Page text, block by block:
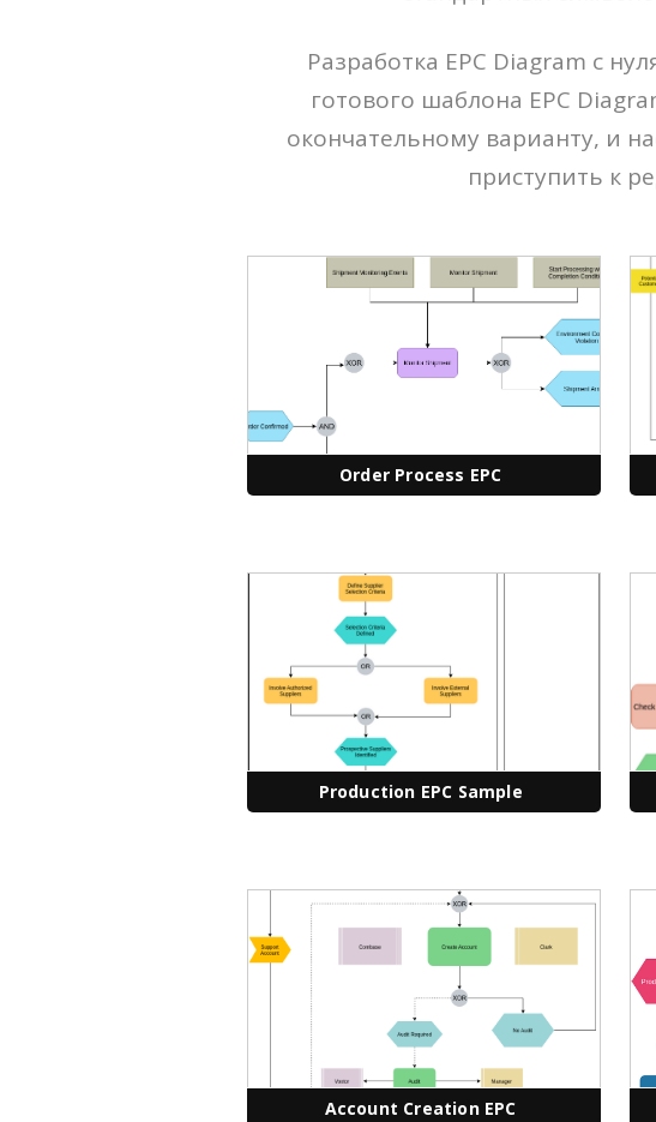
Разработка EPC Diagram с
готового шаблона EPC
окончательному варианту, и
приступить к
Order Process EPC
Production EPC Sample
Account Creation EPC